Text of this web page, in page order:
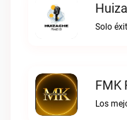
Solo
FMK